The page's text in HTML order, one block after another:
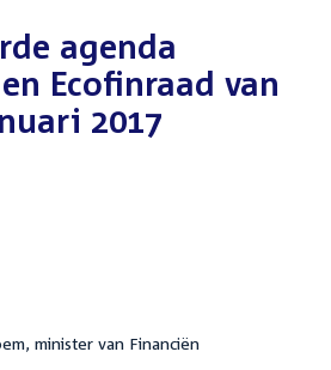
agenda
Ecofinraad van
2017
minister van Financiën